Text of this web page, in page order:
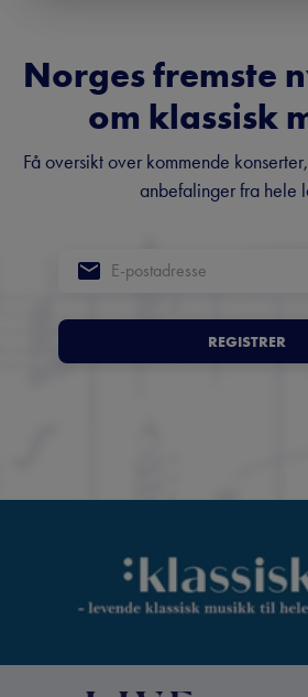
Norges fremste
om klassisk
Få oversikt over kommende
anbefalinger fra hele
REGISTRER